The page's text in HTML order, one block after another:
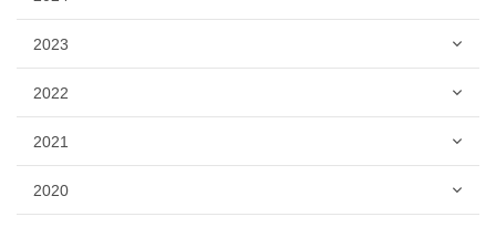
2023
2022
2021
2020